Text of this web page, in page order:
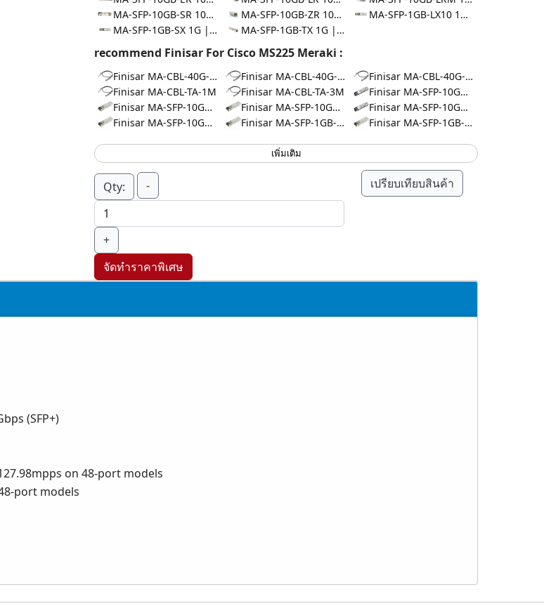
MA-SFP-10GB-SR 10G | 400m
MA-SFP-10GB-ZR 10G | 80km
MA-SFP-1GB-LX10 1G | 10km
MA-SFP-1GB-SX 1G | 550m
MA-SFP-1GB-TX 1G | 100m
recommend Finisar For Cisco MS225 Meraki :
Finisar MA-CBL-40G-1M Finisar MA-CBL-40G-3M
Finisar MA-CBL-40G-50CM
Finisar MA-CBL-TA-1M
Finisar MA-CBL-TA-3M
Finisar MA-SFP-10GB-ER
Finisar MA-SFP-10GB-LR
Finisar MA-SFP-10GB-LRM
Finisar MA-SFP-10GB-SR
Finisar MA-SFP-10GB-ZR
Finisar MA-SFP-1GB-LX10 Finisar MA-SFP-1GB-SX
เพิ่มเติม
Qty: -
+
จัดทำราคาพิเศษ
เปรียบเทียบสินค้า
(SFP+)
on 48-port models
port models